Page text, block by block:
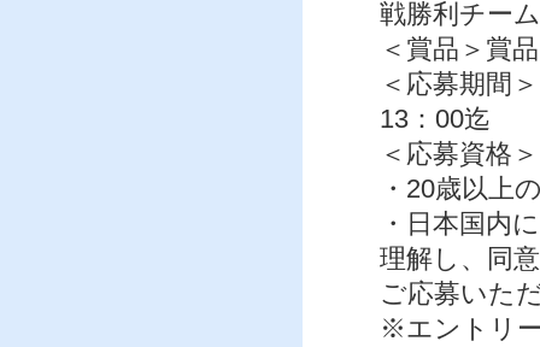
戦勝利チー
＜賞品＞賞
＜応募期間
13：00迄
＜応募資格＞
・20歳以上
・日本国内
理解し、同
ご応募いた
※エントリ